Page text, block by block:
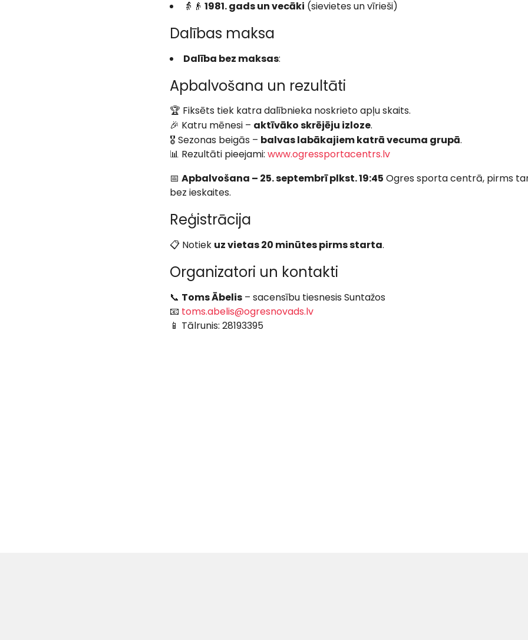
👵👴 1981. gads un vecāki (sievietes un vīrieši)
Dalības maksa
Dalība bez maksas:
Apbalvošana un rezultāti
🏆 Fiksēts tiek katra dalībnieka noskrieto apļu skaits.
🎉 Katru mēnesi – aktīvāko skrējēju izloze.
🎖️ Sezonas beigās – balvas labākajiem katrā vecuma grupā.
📊 Rezultāti pieejami: www.ogressportacentrs.lv
📅 Apbalvošana – 25. septembrī plkst. 19:45 Ogres sporta centrā, pirms
bez ieskaites.
Reģistrācija
📋 Notiek uz vietas 20 minūtes pirms starta.
Organizatori un kontakti
📞 Toms Ābelis – sacensību tiesnesis Suntažos
📧 toms.abelis@ogresnovads.lv
📱 Tālrunis: 28193395